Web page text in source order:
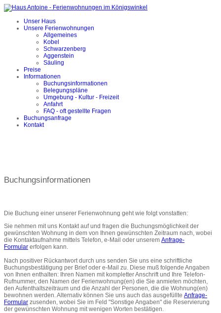
Unser Haus
Unsere Ferienwohnungen
Allgemeines
Kobel
Schwarzenberg
Aggenstein
Säuling
Preise
Informationen
Buchungsinformationen
Belegungspläne
Umgebung - Kultur - Freizeit
Anfahrt
FAQ - oft gestellte Fragen
Buchungsanfrage
Kontakt
Buchungsinformationen
Die Buchung einer unserer Ferienwohnung geht wie folgt vonstatten:
Sie nehmen mit uns Kontakt auf und fragen die Buchungsmöglichkeit der
gewünschten Wohnung in dem von Ihnen gewünschten Zeitraum nach, wobei
die Kontaktaufnahme mittels Telefon, e-Mail oder unserem Anfrage-
Formular erfolgen kann.
Nach positiver Rückantwort durch uns senden Sie uns eine schriftliche
Buchungsbestätigung per Brief oder e-Mail zu. Diese muß folgende Angaben
von Ihnen enthalten: Ihren Namen mit kompletter Anschrift und Ihre Telefon-
Rufnummer, den Namen der Ferienwohnung(en) die Sie anmieten möchten,
den Aufenthaltszeitraum und die Anzahl der Personen, die die Wohnung(en)
bewohnen werden. Alternativ können Sie uns auch das ausgefüllte Anfrage-
Formular zusenden, wobei Sie im Feld "Sonstige Angaben" die Reservierung
der gewünschten Wohnung mit wenigen Worten bestätigen.